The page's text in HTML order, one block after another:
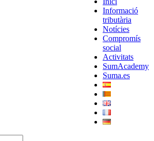
Informació
tributària
Notícies
Compromís
social
Activitats
SumAcademy
Suma.es